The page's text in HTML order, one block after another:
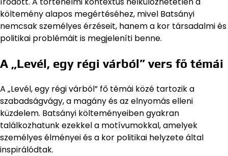
költemény alapos megértéséhez, mivel Batsányi
nemcsak személyes érzéseit, hanem a kor társadalmi és
politikai problémáit is megjeleníti benne.
A „Levél, egy régi várból” vers fő témái
A „Levél, egy régi várból” fő témái közé tartozik a
szabadságvágy, a magány és az elnyomás elleni
küzdelem. Batsányi költeményeiben gyakran
találkozhatunk ezekkel a motívumokkal, amelyek
személyes élményei és a kor politikai helyzete által
inspirálódtak.